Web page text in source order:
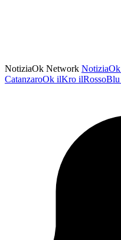
NotiziaOk Network NotiziaOk
CatanzaroOk ilKro ilRossoBlu